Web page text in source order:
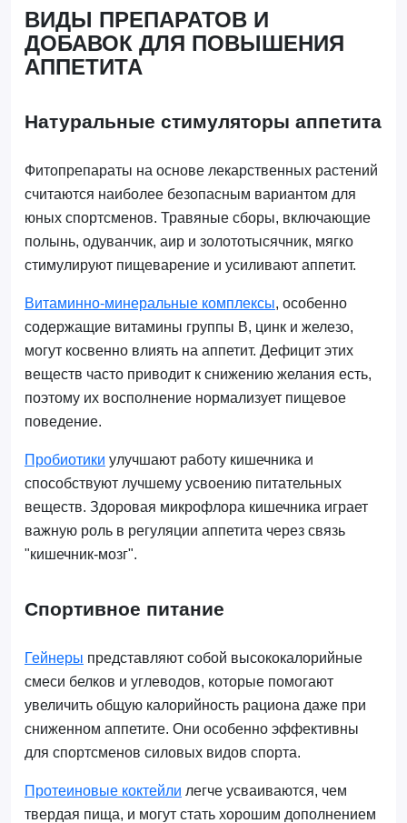
ВИДЫ ПРЕПАРАТОВ И
ДОБАВОК ДЛЯ ПОВЫШЕНИЯ
АППЕТИТА
Натуральные стимуляторы аппетита
Фитопрепараты на основе лекарственных растений
считаются наиболее безопасным вариантом для
юных спортсменов. Травяные сборы, включающие
полынь, одуванчик, аир и золототысячник, мягко
стимулируют пищеварение и усиливают аппетит.
Витаминно-минеральные комплексы, особенно
содержащие витамины группы B, цинк и железо,
могут косвенно влиять на аппетит. Дефицит этих
веществ часто приводит к снижению желания есть,
поэтому их восполнение нормализует пищевое
поведение.
Пробиотики улучшают работу кишечника и
способствуют лучшему усвоению питательных
веществ. Здоровая микрофлора кишечника играет
важную роль в регуляции аппетита через связь
"кишечник-мозг".
Спортивное питание
Гейнеры представляют собой высококалорийные
смеси белков и углеводов, которые помогают
увеличить общую калорийность рациона даже при
сниженном аппетите. Они особенно эффективны
для спортсменов силовых видов спорта.
Протеиновые коктейли легче усваиваются, чем
твердая пища, и могут стать хорошим дополнением